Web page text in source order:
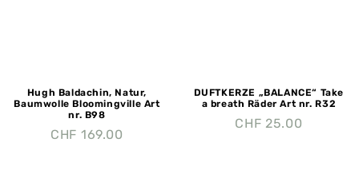
Hugh Baldachin, Natur,
Baumwolle Bloomingville Art
nr. B98
CHF 169.00
DUFTKERZE „BALANCE“ Take
a breath Räder Art nr. R32
CHF 25.00